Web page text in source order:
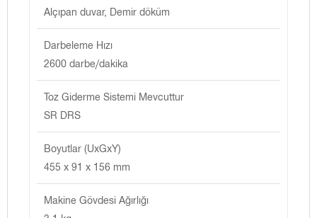
Alçıpan duvar, Demir döküm
Darbeleme Hızı
2600 darbe/dakika
Toz Giderme Sistemi Mevcuttur
SR DRS
Boyutlar (UxGxY)
455 x 91 x 156 mm
Makine Gövdesi Ağırlığı